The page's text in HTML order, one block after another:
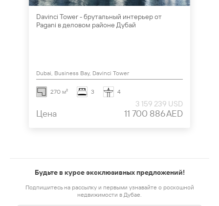
Davinci Tower - брутальный интерьер от
Pagani в деловом районе Дубай
Dubai, Business Bay, Davinci Tower
270 м² 3 4
Цена
3 159 239 USD
11 700 886 AED
Будьте в курсе эксклюзивных предложений!
Подпишитесь на рассылку и первыми узнавайте о роскошной
недвижимости в Дубае.